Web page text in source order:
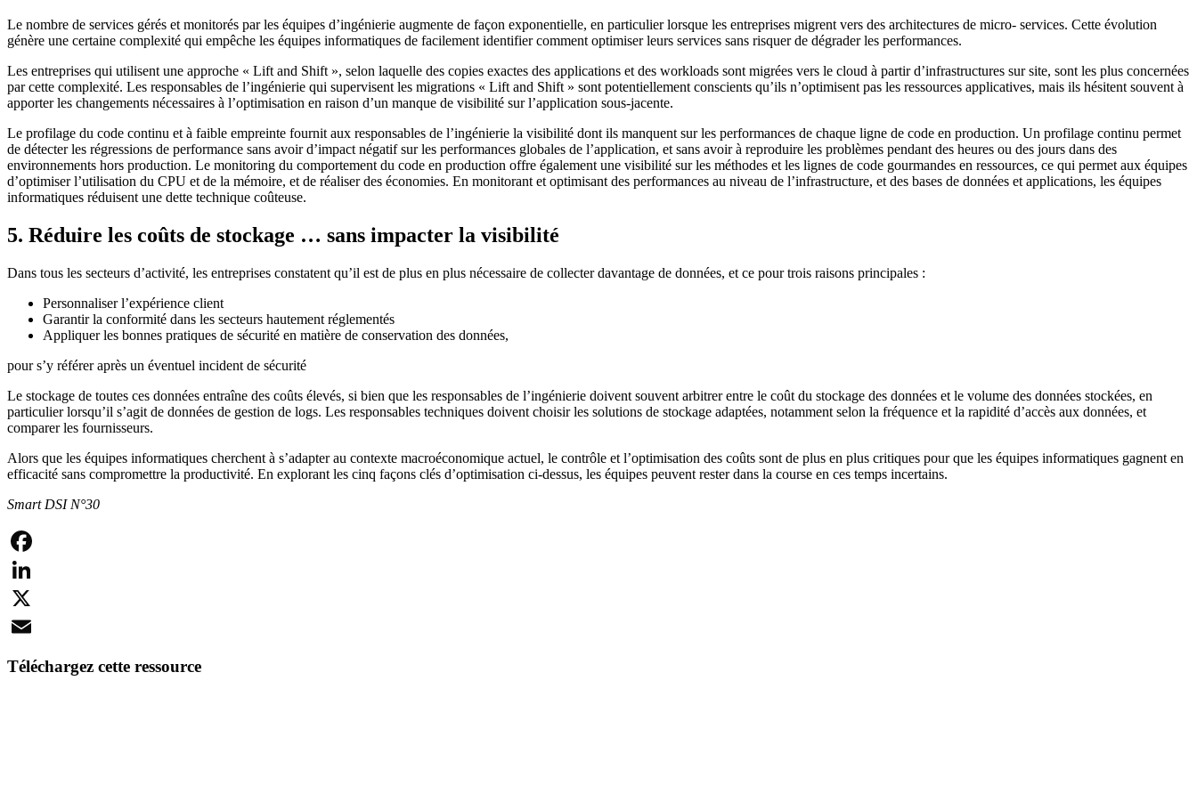
Le nombre de services gérés et monitorés par les équipes d’ingénierie augmente de façon exponentielle, en particulier lorsque les entreprises migrent vers des architectures de micro- services. Cette évolution
génère une certaine complexité qui empêche les équipes informatiques de facilement identifier comment optimiser leurs services sans risquer de dégrader les performances.
Les entreprises qui utilisent une approche « Lift and Shift », selon laquelle des copies exactes des applications et des workloads sont migrées vers le cloud à partir d’infrastructures sur site, sont les plus concernées
par cette complexité. Les responsables de l’ingénierie qui supervisent les migrations « Lift and Shift » sont potentiellement conscients qu’ils n’optimisent pas les ressources applicatives, mais ils hésitent souvent à
apporter les changements nécessaires à l’optimisation en raison d’un manque de visibilité sur l’application sous-jacente.
Le profilage du code continu et à faible empreinte fournit aux responsables de l’ingénierie la visibilité dont ils manquent sur les performances de chaque ligne de code en production. Un profilage continu permet
de détecter les régressions de performance sans avoir d’impact négatif sur les performances globales de l’application, et sans avoir à reproduire les problèmes pendant des heures ou des jours dans des
environnements hors production. Le monitoring du comportement du code en production offre également une visibilité sur les méthodes et les lignes de code gourmandes en ressources, ce qui permet aux équipes
d’optimiser l’utilisation du CPU et de la mémoire, et de réaliser des économies. En monitorant et optimisant des performances au niveau de l’infrastructure, et des bases de données et applications, les équipes
informatiques réduisent une dette technique coûteuse.
5. Réduire les coûts de stockage … sans impacter la visibilité
Dans tous les secteurs d’activité, les entreprises constatent qu’il est de plus en plus nécessaire de collecter davantage de données, et ce pour trois raisons principales :
Personnaliser l’expérience client
Garantir la conformité dans les secteurs hautement réglementés
Appliquer les bonnes pratiques de sécurité en matière de conservation des données,
pour s’y référer après un éventuel incident de sécurité
Le stockage de toutes ces données entraîne des coûts élevés, si bien que les responsables de l’ingénierie doivent souvent arbitrer entre le coût du stockage des données et le volume des données stockées, en
particulier lorsqu’il s’agit de données de gestion de logs. Les responsables techniques doivent choisir les solutions de stockage adaptées, notamment selon la fréquence et la rapidité d’accès aux données, et
comparer les fournisseurs.
Alors que les équipes informatiques cherchent à s’adapter au contexte macroéconomique actuel, le contrôle et l’optimisation des coûts sont de plus en plus critiques pour que les équipes informatiques gagnent en
efficacité sans compromettre la productivité. En explorant les cinq façons clés d’optimisation ci-dessus, les équipes peuvent rester dans la course en ces temps incertains.
Smart DSI N°30
Facebook
LinkedIn
X
Téléchargez cette ressource